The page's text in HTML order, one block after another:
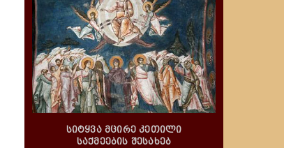
სიტყვა მცირე კეთილი
საქმეების შესახებ